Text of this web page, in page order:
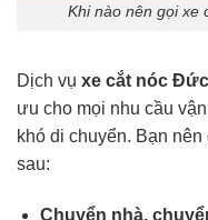
Khi nào nên gọi xe
Dịch vụ xe cắt nóc
ưu cho mọi nhu cầu
khó di chuyển. Bạn
sau:
Chuyển nhà,